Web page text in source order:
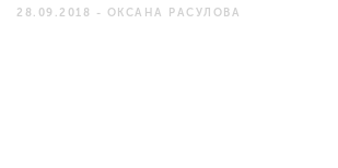
28.09.2018 - ОКСАНА РАСУЛОВА